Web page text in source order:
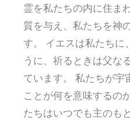
霊を私たちの内に住ま
質を与え、私たちを神
す。 イエスは私たちに
うに、祈るときは父な
ています。 私たちが宇
ことが何を意味するの
たちはいつでも主のも